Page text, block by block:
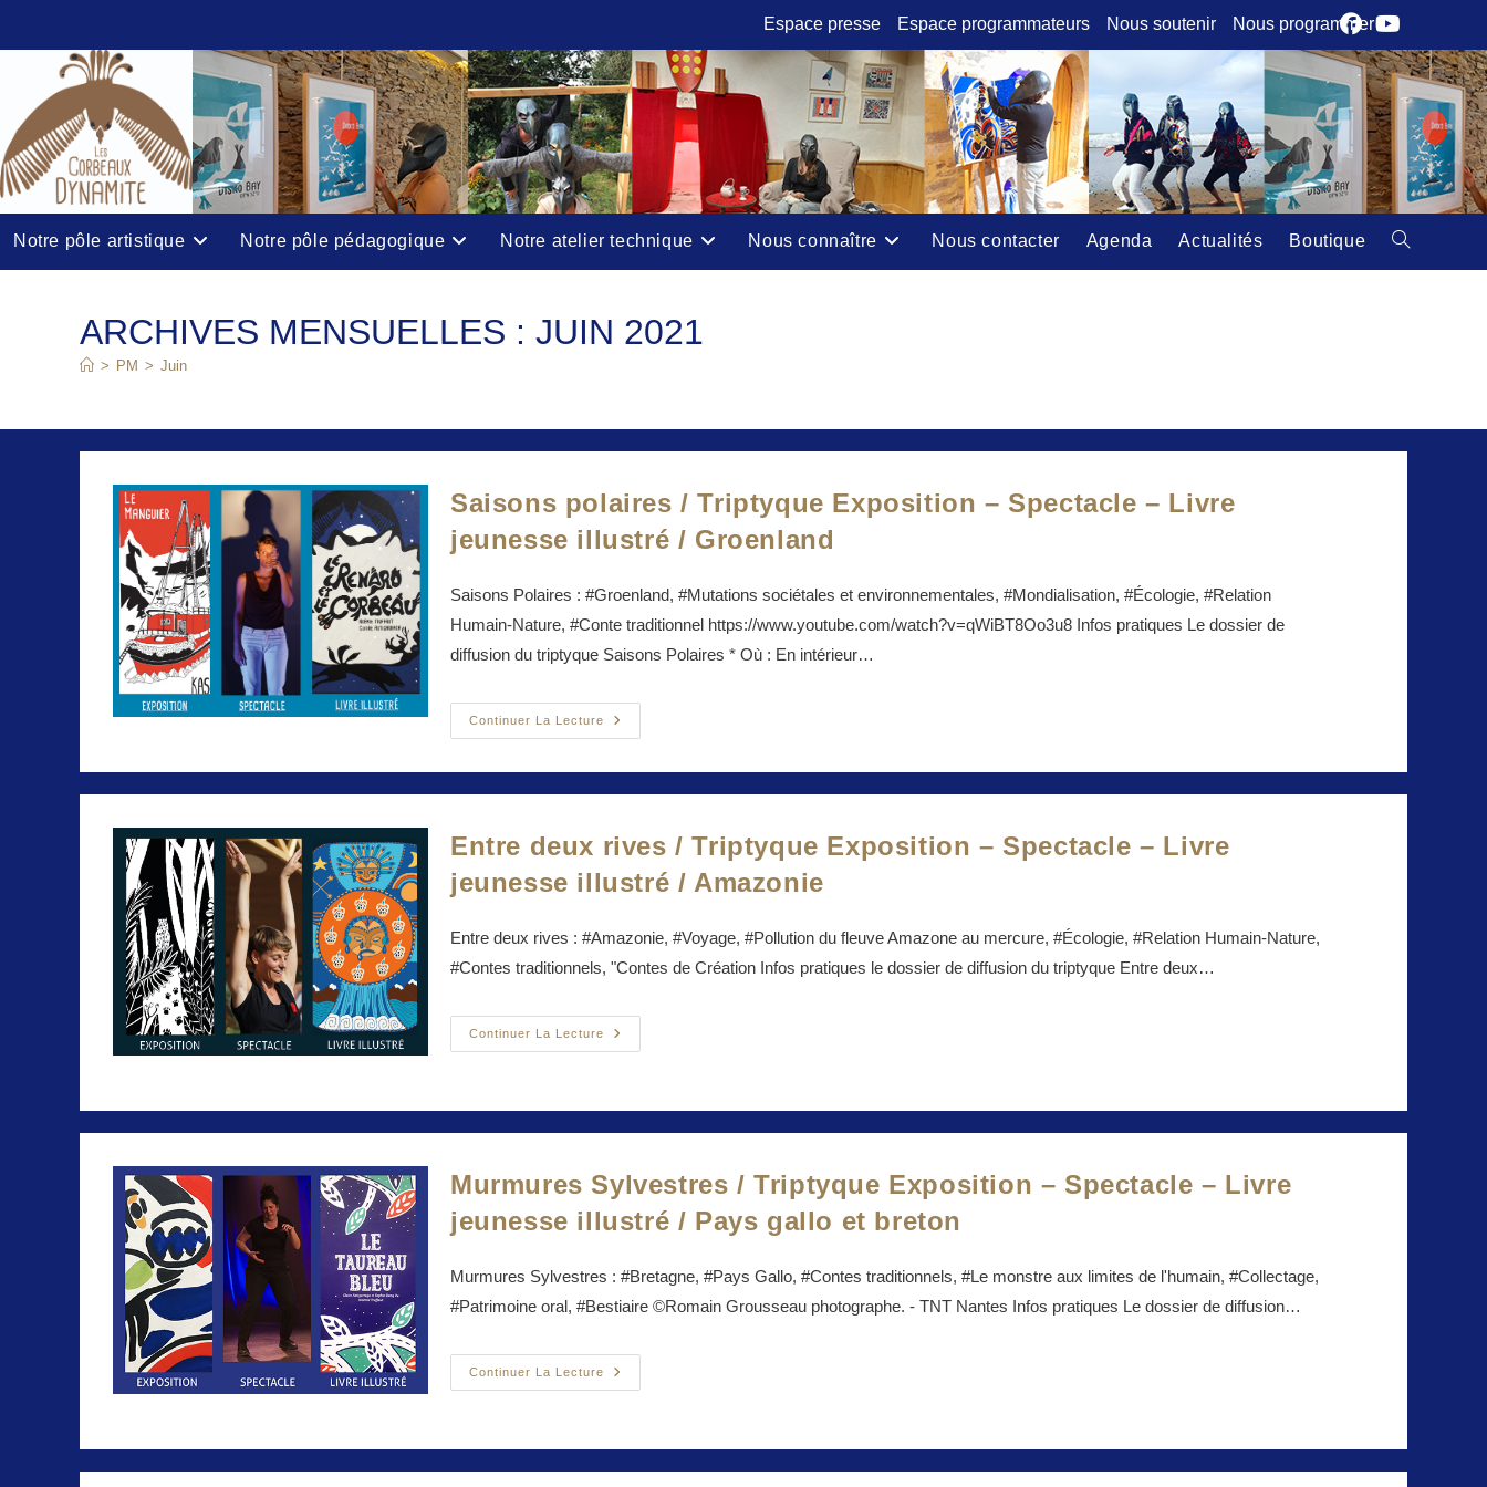
Espace presse Espace programmateurs Nous soutenir Nous programmer
Notre pôle artistique Notre pôle pédagogique Notre atelier technique Nous connaître Nous contacter Agenda Actualités Boutique Toggle
ARCHIVES MENSUELLES : JUIN 2021
> PM > Juin
Saisons polaires / Triptyque Exposition – Spectacle – Livre
jeunesse illustré / Groenland
Saisons Polaires : #Groenland, #Mutations sociétales et environnementales, #Mondialisation, #Écologie, #Relation
Humain-Nature, #Conte traditionnel https://www.youtube.com/watch?v=qWiBT8Oo3u8 Infos pratiques Le dossier de
diffusion du triptyque Saisons Polaires * Où : En intérieur…
Continuer La Lecture
Saisons
Polaires
–
Livre
Jeunesse
Illustré
/
Entre deux rives / Triptyque Exposition – Spectacle – Livre
jeunesse illustré / Amazonie
Entre deux rives : #Amazonie, #Voyage, #Pollution du fleuve Amazone au mercure, #Écologie, #Relation Humain-Nature,
#Contes traditionnels, "Contes de Création Infos pratiques le dossier de diffusion du triptyque Entre deux…
Continuer La Lecture
Entre
Deux
Exposition
Livre
Jeunesse
Illustré
/
Amazonie
Murmures Sylvestres / Triptyque Exposition – Spectacle – Livre
jeunesse illustré / Pays gallo et breton
Murmures Sylvestres : #Bretagne, #Pays Gallo, #Contes traditionnels, #Le monstre aux limites de l'humain, #Collectage,
#Patrimoine oral, #Bestiaire ©Romain Grousseau photographe. - TNT Nantes Infos pratiques Le dossier de diffusion…
Continuer La Lecture
Murmures
Sylvestres
–